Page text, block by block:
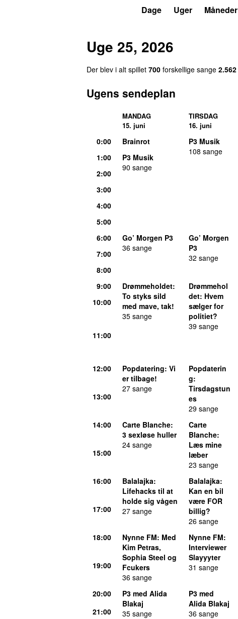
Dage Uger Måneder
Uge 25, 2026
Der blev i alt spillet 700 forskellige sange 2.562
Ugens sendeplan
MANDAG
15. juni
TIRSDAG
16. juni
0:00 Brainrot
P3 Musik
108 sange
1:00
P3 Musik
90 sange
2:00
3:00
4:00
5:00
6:00
Go’ Morgen P3
36 sange
Go’ Morgen
P3
32 sange
7:00
8:00
9:00
Drømmeholdet:
To styks sild
med mave, tak!
35 sange
Drømmehol
det: Hvem
sælger for
politiet?
39 sange
10:00
11:00
12:00 Popdatering: Vi
er tilbage!
27 sange
Popdaterin
g:
Tirsdagstun
es
29 sange
13:00
14:00 Carte Blanche:
3 sexløse huller
24 sange
Carte
Blanche:
Læs mine
læber
23 sange
15:00
16:00 Balalajka:
Lifehacks til at
holde sig vågen
27 sange
Balalajka:
Kan en bil
være FOR
billig?
26 sange
17:00
18:00 Nynne FM: Med
Kim Petras,
Sophia Steel og
Fcukers
36 sange
Nynne FM:
Interviewer
Slayyyter
31 sange
19:00
20:00
P3 med Alida
Blakaj
35 sange
P3 med
Alida Blakaj
36 sange
21:00